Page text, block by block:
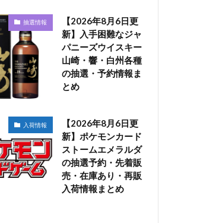
抽選情報
【2026年8月6日更
新】入手困難なジャ
パニーズウイスキー
山崎・響・白州各種
の抽選・予約情報ま
とめ
入荷情報
【2026年8月6日更
新】ポケモンカード
ストームエメラルダ
の抽選予約・先着販
売・在庫あり・再販
入荷情報まとめ